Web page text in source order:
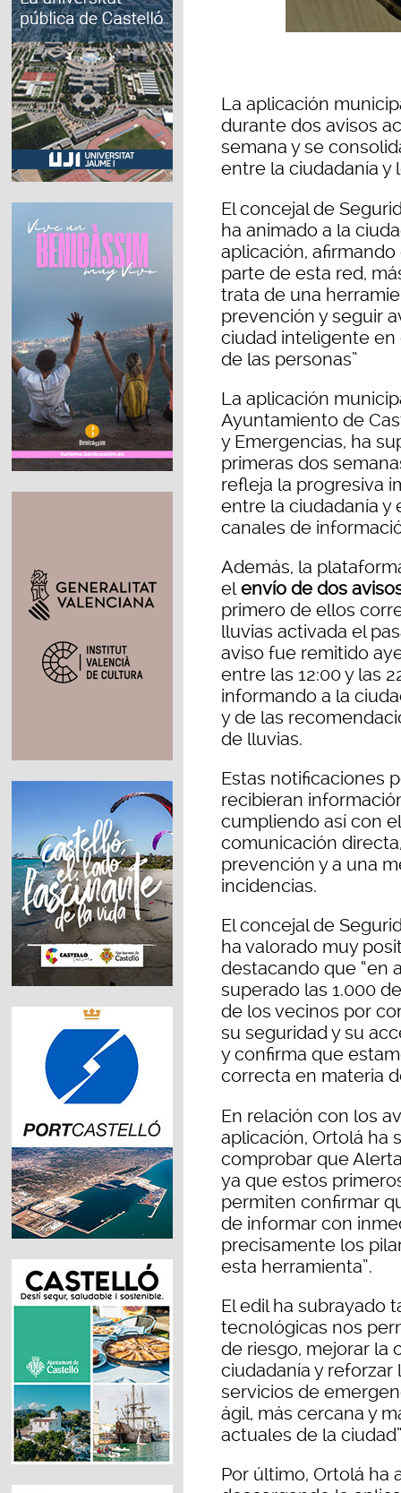
La aplicación
durante dos avisos
semana y se
entre la ciudadanía y
El concejal de
ha animado a la
aplicación,
parte de esta red,
trata de una
prevención y seguir
ciudad inteligente en
de las personas”
La aplicación
Ayuntamiento de
y Emergencias, ha
primeras dos
refleja la progresiva
entre la ciudadanía
canales de
Además, la
elenvío de dos
primero de ellos
lluvias activada el
aviso fue remitido
entre las 12:00 y las
informando a la
y de las
de lluvias.
Estas notificaciones
recibieran
cumpliendo así con
comunicación
prevención y a una
incidencias.
El concejal de
ha valorado muy
destacando que “en
superado las 1.000
de los vecinos por
su seguridad y su
y confirma que
correcta en materia
En relación con los
aplicación, Ortolá ha
comprobar que
ya que estos
permiten confirmar
de informar con
precisamente los
esta herramienta”.
El edil ha subrayado
tecnológicas nos
de riesgo, mejorar la
ciudadanía y
servicios de
ágil, más cercana y
actuales de la
Por último, Ortolá ha